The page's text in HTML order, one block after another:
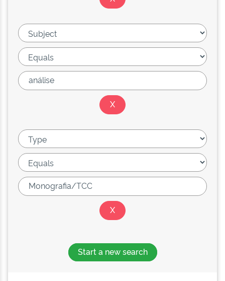
Start a new search